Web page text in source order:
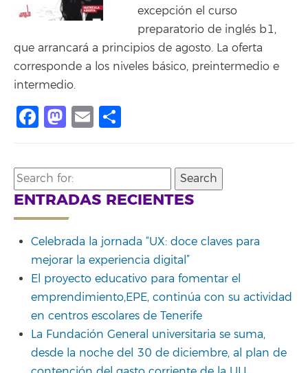
excepción el curso
preparatorio de inglés b1,
que arrancará a principios de agosto. La oferta
corresponde a los niveles básico, preintermedio e
intermedio.
Facebook
Mastodon
Email
Search
for:
ENTRADAS RECIENTES
Celebrada la jornada “UX: doce claves para
mejorar la experiencia digital”
El proyecto educativo para fomentar el
emprendimiento,EPE, continúa con su actividad
en centros escolares de Tenerife
La Fundación General universitaria se suma,
desde la noche del 30 de diciembre, al plan de